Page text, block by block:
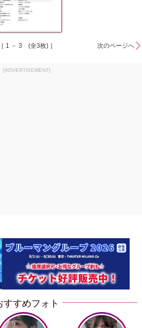
［ 1 － 3 (全3枚) ］ 次のページへ
[ADVERTISEMENT]
すすめフォト